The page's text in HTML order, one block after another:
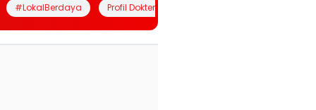
#LokalBerdaya Profil Dokter